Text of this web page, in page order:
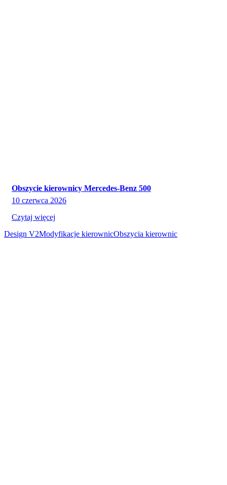
Obszycie kierownicy Mercedes-Benz 500
10 czerwca 2026
Czytaj więcej
Design V2Modyfikacje kierownicObszycia kierownic